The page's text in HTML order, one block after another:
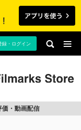
録・ログイン
価・動画配信